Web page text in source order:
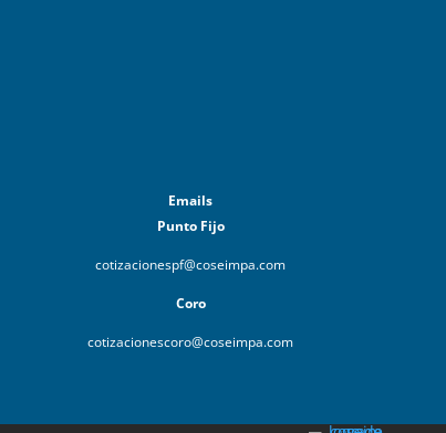
Emails
Punto Fijo
cotizacionespf@coseimpa.com
Coro
cotizacionescoro@coseimpa.com